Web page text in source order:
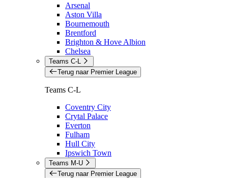
Arsenal
Aston Villa
Bournemouth
Brentford
Brighton & Hove Albion
Chelsea
Teams C-L
Terug naar Premier League
Teams C-L
Coventry City
Crytal Palace
Everton
Fulham
Hull City
Ipswich Town
Teams M-U
Terug naar Premier League